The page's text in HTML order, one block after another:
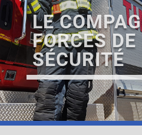
LE
FORCES DE
SÉCURITÉ